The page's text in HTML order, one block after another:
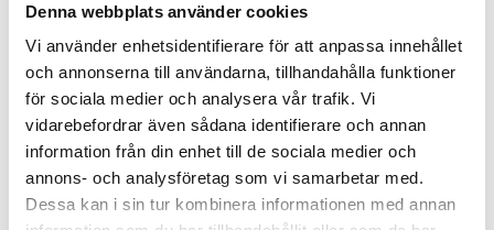
Denna webbplats använder cookies
Vi använder enhetsidentifierare för att anpassa innehållet
och annonserna till användarna, tillhandahålla funktioner
för sociala medier och analysera vår trafik. Vi
vidarebefordrar även sådana identifierare och annan
information från din enhet till de sociala medier och
annons- och analysföretag som vi samarbetar med.
Dessa kan i sin tur kombinera informationen med annan
edeten paikan ominaispiirteisiin, eri tahojen tarpeisiin ja
huolenaiheisiin – vähäisin näistä ei suinkaan ollut
kauppiaiden pelko asiakaskunnan kaikkoamisesta –
suunnitteluhaasteisiin ja ratkaisuun. Halli on
yksinkertaisuudessaan huikean kaunis ja hyvä
esimerkki siitä, miten kunnianhimoinen arkkitehtuuri,
toimivat tilat ja järkevät kustannukset eivät sulje